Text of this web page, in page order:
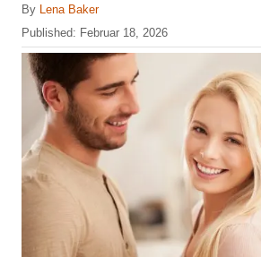
By A
u
t
h
o
r
Lena Baker
P
o
n
Published: Februar 18, 2026